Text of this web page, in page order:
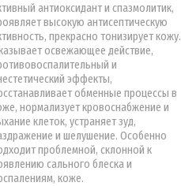
антиоксидант и спазмолитик,
высокую антисептическую
прекрасно тонизирует кожу.
освежающее действие,
и
эффекты,
обменные процессы в
нормализует кровоснабжение и
клеток, устраняет зуд,
и шелушение. Особенно
проблемной, склонной к
сального блеска и
коже.